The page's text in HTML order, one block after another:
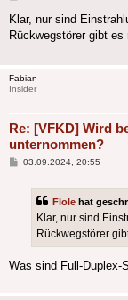
Klar, nur sind
Rückwegstörer gibt
Fabian
Insider
Re: [VFKD] Wird
unternommen?
Beitrag
03.09.2024, 20:55
Flole hat
Klar, nur sind
Rückwegstörer
Was sind Full-Duplex-